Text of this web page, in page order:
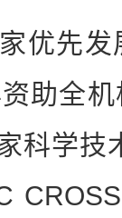
先发
助全
科学技